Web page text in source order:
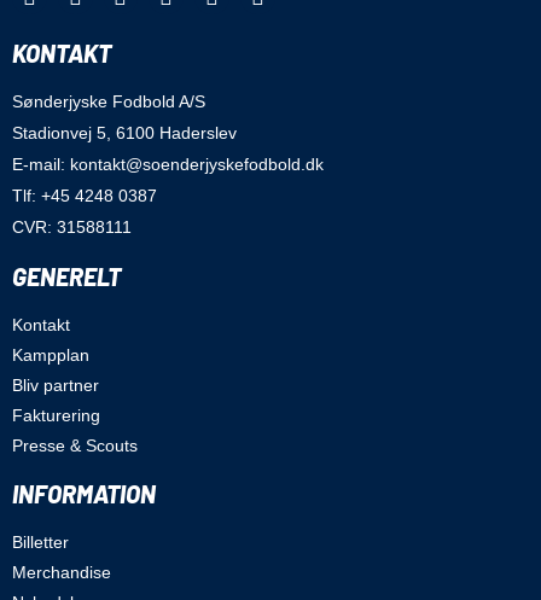
KONTAKT
Sønderjyske Fodbold A/S
Stadionvej 5, 6100 Haderslev
E-mail: kontakt@soenderjyskefodbold.dk
Tlf: +45 4248 0387
CVR: 31588111
GENERELT
Kontakt
Kampplan
Bliv partner
Fakturering
Presse & Scouts
INFORMATION
Billetter
Merchandise